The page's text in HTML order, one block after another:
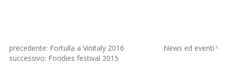
precedente: Fortulla a Vinitaly 2016
successivo: Foodies festival 2015
News ed eventi